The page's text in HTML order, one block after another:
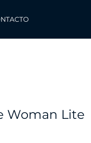
Woman Lite